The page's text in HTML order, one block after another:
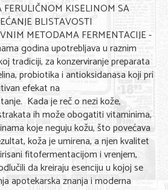
FERULIČNOM KISELINOM SA
BLISTAVOSTI
METODAMA FERMENTACIJE -
godina upotrebljava u raznim
tradiciji, za konzerviranje preparata
probiotika i antioksidanasa koji pri
efekat na
Kada je reč o nezi kože,
ih može obogatiti vitaminima,
koje neguju kožu, što povećava
koža je umirena, a njen kvalitet
fitofermentacijom i vrenjem,
da kreiraju esenciju u kojoj se
apotekarska znanja i moderna